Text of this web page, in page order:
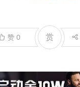
赞 0 赏